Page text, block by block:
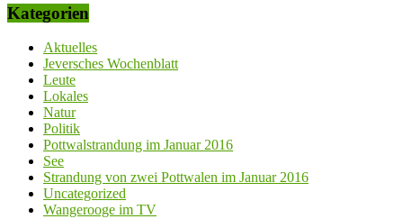
Kategorien
Aktuelles
Jeversches Wochenblatt
Leute
Lokales
Natur
Politik
Pottwalstrandung im Januar 2016
See
Strandung von zwei Pottwalen im Januar 2016
Uncategorized
Wangerooge im TV